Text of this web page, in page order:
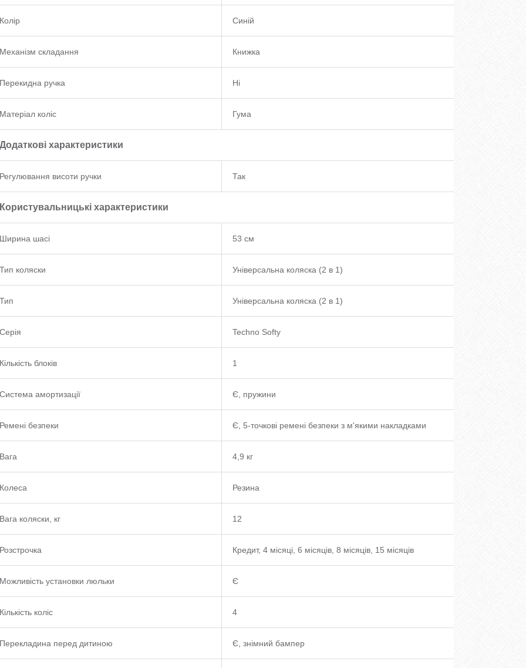
Колір Синій
Механізм складання Книжка
Перекидна ручка Ні
Матеріал коліс Гума
Додаткові характеристики
Регулювання висоти ручки Так
Користувальницькі характеристики
Ширина шасі 53 см
Тип коляски Універсальна коляска (2 в 1)
Тип Універсальна коляска (2 в 1)
Серія Techno Softy
Кількість блоків 1
Система амортизації Є, пружини
Ремені безпеки Є, 5-точкові ремені безпеки з м'якими накладками
Вага 4,9 кг
Колеса Резина
Вага коляски, кг 12
Розстрочка Кредит, 4 місяці, 6 місяців, 8 місяців, 15 місяців
Можливість установки люльки Є
Кількість коліс 4
Перекладина перед дитиною Є, знімний бампер